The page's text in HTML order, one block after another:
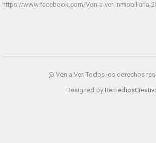
https://www.facebook.com/Ven-a-ver-Inmobiliaria-
@ Ven a Ver. Todos los derechos
Designed by